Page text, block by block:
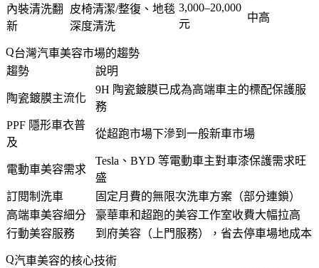
內裝清洗翻
新
皮椅清潔/整復、地毯
深度清洗
3,000–20,000
元
中高
台灣汽車美容市場的趨勢
趨勢
說明
陶瓷鍍膜主流化
9H 陶瓷鍍膜已成為高端車主的標配保護服
務
PPF 隱形車衣普
及
從超跑市場下滲到一般新車市場
電動車美容需求
Tesla、BYD 等電動車主對車漆保護需求旺
盛
訂閱制洗車
固定月費的無限次洗車方案（部分連鎖）
高端車美容細分
豪華車和超跑的美容工作室收費大幅拉高
行動美容服務
到府美容（上門服務），省去停車場地成本
汽車美容的核心技術